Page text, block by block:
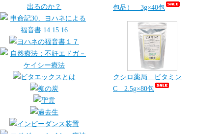
包品） 3g×40包
クシロ薬局 ビタミン
C 2.5g×80包